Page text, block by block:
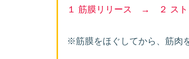
１ 筋膜リリース → ２ スト
※筋膜をほぐしてから、筋肉